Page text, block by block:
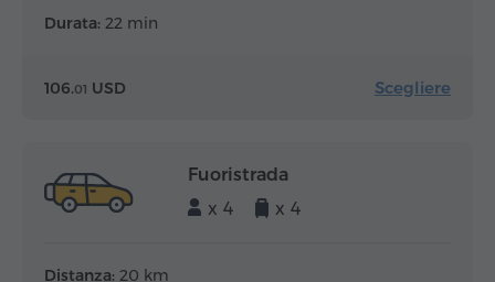
Durata: 22 min
106.01 USD Scegliere
Fuoristrada
x 4
x 4
Distanza: 20 km